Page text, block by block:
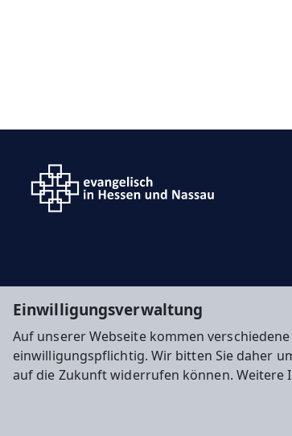
Einwilligungsverwaltung
Auf unserer Webseite kommen
einwilligungspflichtig. Wir bitten Sie daher
auf die Zukunft widerrufen können.